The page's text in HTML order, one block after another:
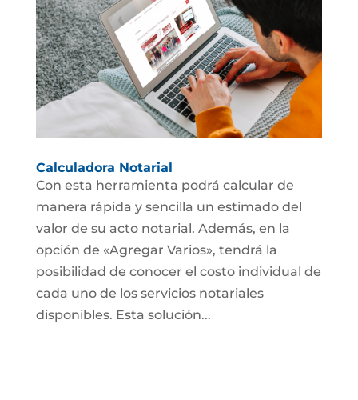
Calculadora Notarial
Con esta herramienta podrá calcular de
manera rápida y sencilla un estimado del
valor de su acto notarial. Además, en la
opción de «Agregar Varios», tendrá la
posibilidad de conocer el costo individual de
cada uno de los servicios notariales
disponibles. Esta solución...